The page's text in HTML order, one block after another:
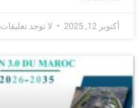
أكتوبر 12, 2025 لا توجد تعليقات